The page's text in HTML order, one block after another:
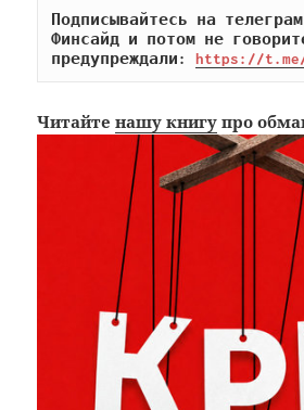
Подписывайтесь на
Финсайд и потом не
предупреждали: https://
Читайтенашу книгу про